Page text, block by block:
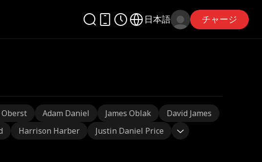
日本語 チャージ
Adam Daniel James Oblak
David James
Harrison Harber Justin Daniel Price